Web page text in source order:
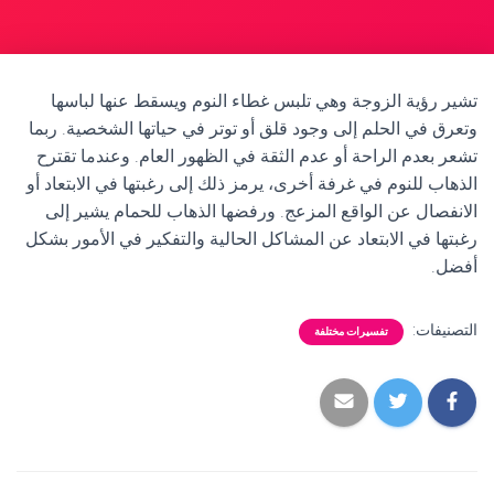
تشير رؤية الزوجة وهي تلبس غطاء النوم ويسقط عنها لباسها
وتعرق في الحلم إلى وجود قلق أو توتر في حياتها الشخصية. ربما
تشعر بعدم الراحة أو عدم الثقة في الظهور العام. وعندما تقترح
الذهاب للنوم في غرفة أخرى، يرمز ذلك إلى رغبتها في الابتعاد أو
الانفصال عن الواقع المزعج. ورفضها الذهاب للحمام يشير إلى
رغبتها في الابتعاد عن المشاكل الحالية والتفكير في الأمور بشكل
أفضل.
التصنيفات: تفسيرات مختلفة